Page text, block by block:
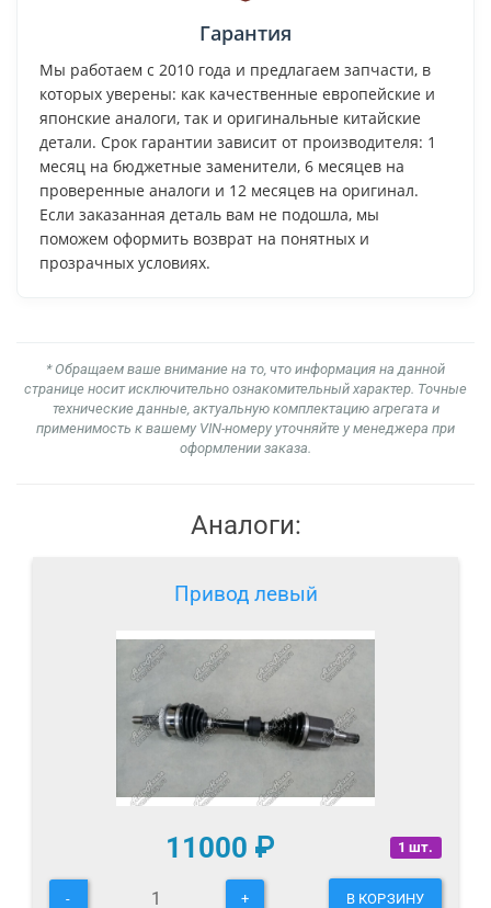
Гарантия
Мы работаем с 2010 года и предлагаем запчасти, в
которых уверены: как качественные европейские и
японские аналоги, так и оригинальные китайские
детали. Срок гарантии зависит от производителя: 1
месяц на бюджетные заменители, 6 месяцев на
проверенные аналоги и 12 месяцев на оригинал.
Если заказанная деталь вам не подошла, мы
поможем оформить возврат на понятных и
прозрачных условиях.
* Обращаем ваше внимание на то, что информация на данной
странице носит исключительно ознакомительный характер. Точные
технические данные, актуальную комплектацию агрегата и
применимость к вашему VIN-номеру уточняйте у менеджера при
оформлении заказа.
Аналоги:
Привод левый
1 шт.
11000 ₽
- + В КОРЗИНУ